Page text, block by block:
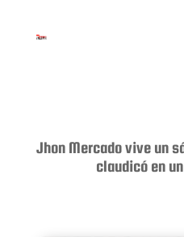
Jhon Mercado vive un
claudicó en